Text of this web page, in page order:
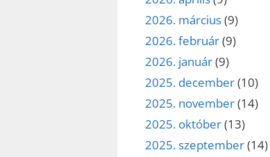
2026. március(9)
2026. február(9)
2026. január(9)
2025. december(10)
2025. november(14)
2025. október(13)
2025. szeptember(14)